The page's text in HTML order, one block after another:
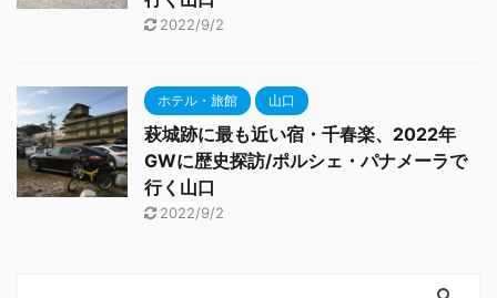
2022/9/2
ホテル・旅館 山口
萩城跡に最も近い宿・千春楽、2022年
GWに歴史探訪/ポルシェ・パナメーラで
行く山口
2022/9/2